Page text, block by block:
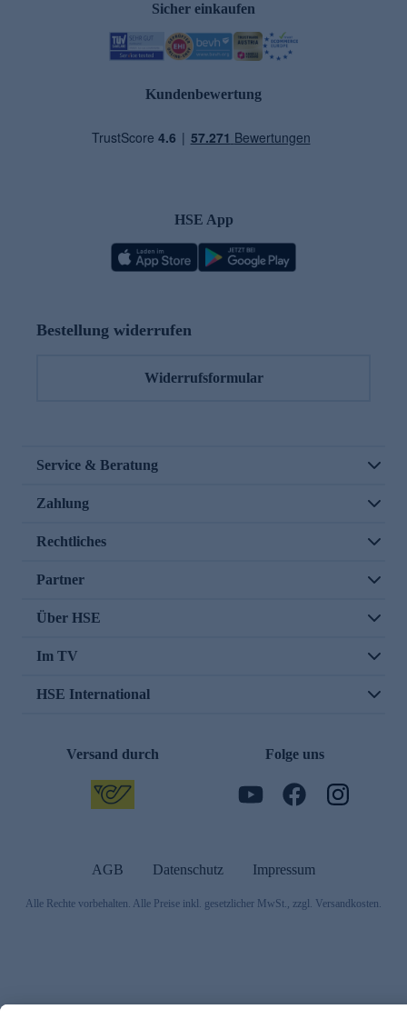
Sicher einkaufen
Kundenbewertung
HSE App
Bestellung widerrufen
Widerrufsformular
Service & Beratung
Zahlung
Rechtliches
Partner
Über HSE
Im TV
HSE International
Versand durch Folge uns
AGB Datenschutz Impressum
Alle Rechte vorbehalten. Alle Preise inkl. gesetzlicher MwSt., zzgl. Versandkosten.